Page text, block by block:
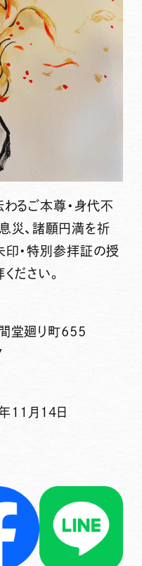
るご本尊・ 身代不
災、諸願円満を祈
印 ・特別参拝証の授
ださい。
堂廻り町655
11月14日